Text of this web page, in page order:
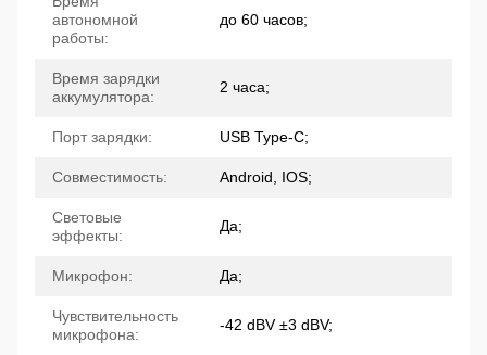
автономной
работы:
до 60 часов;
Время зарядки
аккумулятора:
2 часа;
Порт зарядки: USB Type-C;
Совместимость: Android, IOS;
Световые
эффекты:
Да;
Микрофон: Да;
Чувствительность
микрофона:
-42 dBV ±3 dBV;